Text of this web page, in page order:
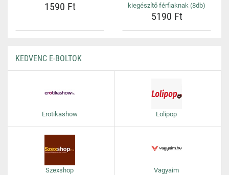
1590 Ft
kiegészítő férfiaknak (8db)
5190 Ft
KEDVENC E-BOLTOK
Erotikashow Lolipop
Szexshop Vagyaim